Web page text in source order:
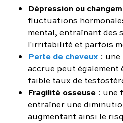
Dépression ou
fluctuations
mental, entraînant des
l'irritabilité et parfois
Perte de cheveux :
accrue peut également
faible taux de
Fragilité osseuse : une
entraîner une
augmentant ainsi le